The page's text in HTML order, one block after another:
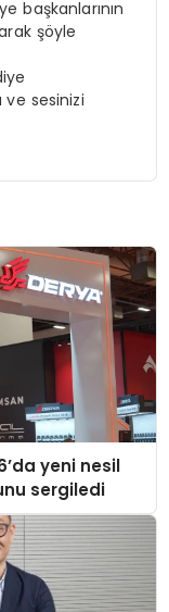
başkanlarının
şöyle
ve sesinizi
yeni nesil
sergiledi